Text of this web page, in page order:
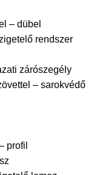
– dübel
rendszer
zárószegély
– sarokvédő
profil